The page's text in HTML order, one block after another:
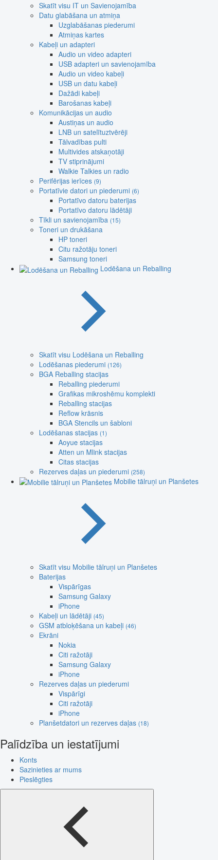
Skatīt visu IT un Savienojamība
Datu glabāšana un atmiņa
Uzglabāšanas piederumi
Atmiņas kartes
Kabeļi un adapteri
Audio un video adapteri
USB adapteri un savienojamība
Audio un video kabeļi
USB un datu kabeļi
Dažādi kabeļi
Barošanas kabeļi
Komunikācijas un audio
Austiņas un audio
LNB un satelītuztvērēji
Tālvadības pulti
Multivides atskaņotāji
TV stiprinājumi
Walkie Talkies un radio
Perifērijas ierīces (9)
Portatīvie datori un piederumi (6)
Portatīvo datoru baterijas
Portatīvo datoru lādētāji
Tīkli un savienojamība (15)
Toneri un drukāšana
HP toneri
Citu ražotāju toneri
Samsung toneri
Lodēšana un Reballing
Skatīt visu Lodēšana un Reballing
Lodēšanas piederumi (126)
BGA Reballing stacijas
Reballing piederumi
Grafikas mikroshēmu komplekti
Reballing stacijas
Reflow krāsnis
BGA Stencils un šabloni
Lodēšanas stacijas (1)
Aoyue stacijas
Atten un Mlink stacijas
Citas stacijas
Rezerves daļas un piederumi (258)
Mobilie tālruņi un Planšetes
Skatīt visu Mobilie tālruņi un Planšetes
Baterijas
Vispārīgas
Samsung Galaxy
iPhone
Kabeļi un lādētāji (45)
GSM atbloķēšana un kabeļi (46)
Ekrāni
Nokia
Citi ražotāji
Samsung Galaxy
iPhone
Rezerves daļas un piederumi
Vispārīgi
Citi ražotāji
iPhone
Planšetdatori un rezerves daļas (18)
Palīdzība un iestatījumi
Konts
Sazinieties ar mums
Pieslēgties